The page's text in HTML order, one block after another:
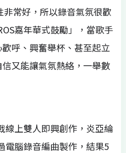
非常好，所以錄音氣氛很歡
嘉年華式鼓勵」，當歌手
呼、興奮舉杯、甚至起立
又能讓氣氛熱絡，一舉數
線上雙人即興創作，炎亞綸
電腦錄音編曲製作，結果5